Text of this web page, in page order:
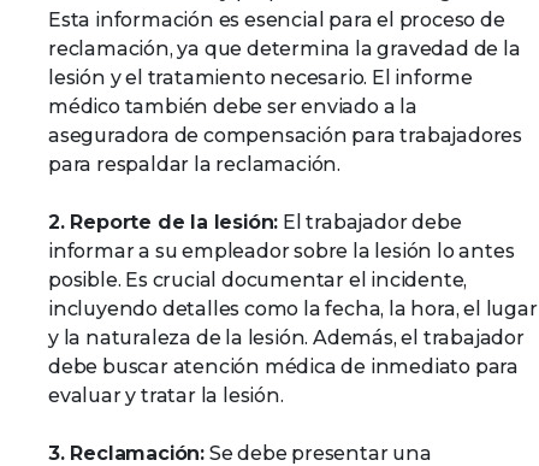
Esta información es esencial para el proceso de
reclamación, ya que determina la gravedad de la
lesión y el tratamiento necesario. El informe
médico también debe ser enviado a la
aseguradora de compensación para trabajadores
para respaldar la reclamación.
2. Reporte de la lesión: El trabajador debe
informar a su empleador sobre la lesión lo antes
posible. Es crucial documentar el incidente,
incluyendo detalles como la fecha, la hora, el lugar
y la naturaleza de la lesión. Además, el trabajador
debe buscar atención médica de inmediato para
evaluar y tratar la lesión.
3. Reclamación: Se debe presentar una